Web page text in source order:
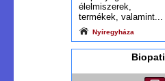
élelmiszerek,
termékek, valamint...
Nyíregyháza